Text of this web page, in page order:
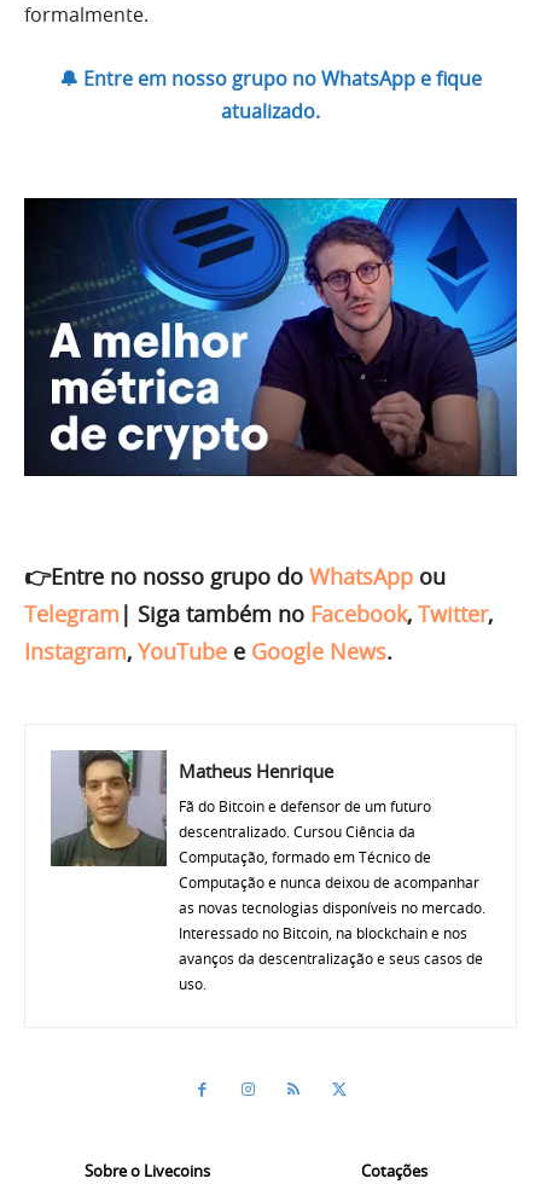
formalmente.
🔔 Entre em nosso grupo no WhatsApp e fique
atualizado.
👉Entre no nosso grupo do WhatsApp ou
Telegram | Siga também no Facebook, Twitter,
Instagram, YouTube e Google News.
Matheus Henrique
Fã do Bitcoin e defensor de um futuro
descentralizado. Cursou Ciência da
Computação, formado em Técnico de
Computação e nunca deixou de acompanhar
as novas tecnologias disponíveis no mercado.
Interessado no Bitcoin, na blockchain e nos
avanços da descentralização e seus casos de
uso.
Sobre o Livecoins Cotações